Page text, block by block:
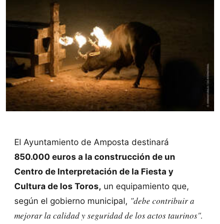
El Ayuntamiento de Amposta destinará
850.000 euros a la construcción de un
Centro de Interpretación de la Fiesta y
Cultura de los Toros, un equipamiento que,
según el gobierno municipal, "debe contribuir a
mejorar la calidad y seguridad de los actos taurinos".